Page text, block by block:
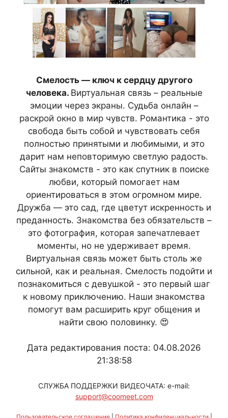
Смелость — ключ к сердцу другого
человека. Виртуальная связь – реальные
эмоции через экраны. Судьба онлайн –
раскрой окно в мир чувств. Романтика - это
свобода быть собой и чувствовать себя
полностью принятыми и любимыми, и это
дарит нам неповторимую светлую радость.
Сайты знакомств - это как спутник в поиске
любви, который помогает нам
ориентироваться в этом огромном мире.
Дружба — это сад, где цветут искренность и
преданность. Знакомства без обязательств –
это фотография, которая запечатлевает
моменты, но не удерживает время.
Виртуальная связь может быть столь же
сильной, как и реальная. Смелость подойти и
познакомиться с девушкой - это первый шаг
к новому приключению. Наши знакомства
помогут вам расширить круг общения и
найти свою половинку. 😍
Дата редактирования поста: 04.08.2026
21:38:58
СЛУЖБА ПОДДЕРЖКИ ВИДЕОЧАТА: e-mail:
support@coomeet.com
Пользовательское соглашение| Политика конфиденциальности|